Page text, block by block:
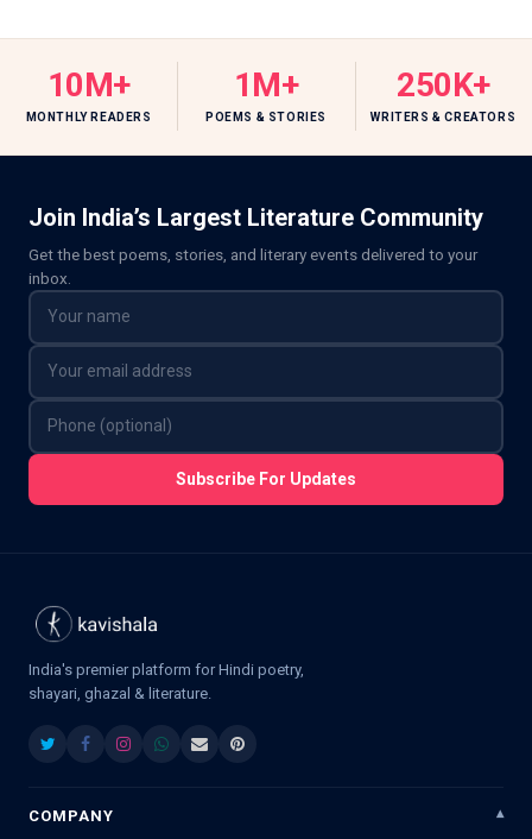
10M+
MONTHLY READERS
1M+
POEMS & STORIES
250K+
WRITERS & CREATORS
Join India’s Largest Literature Community
Get the best poems, stories, and literary events delivered to your
inbox.
Subscribe For Updates
India's premier platform for Hindi poetry,
shayari, ghazal & literature.
COMPANY